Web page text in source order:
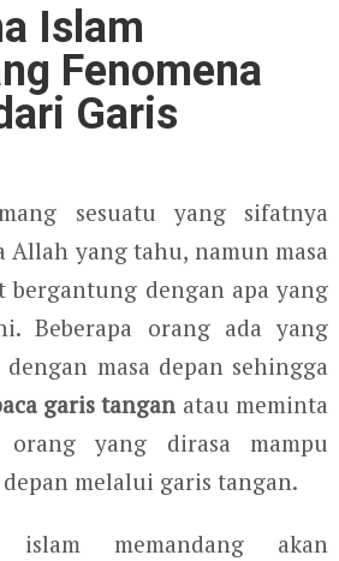
Islam
Fenomena
Garis
sesuatu yang sifatnya
Allah yang tahu, namun masa
bergantung dengan apa yang
Beberapa orang ada yang
masa depan sehingga
garis tangan atau meminta
orang yang dirasa mampu
melalui garis tangan.
islam memandang akan